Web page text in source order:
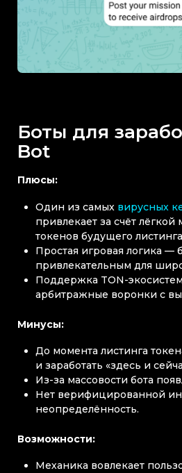
Боты для
Bot
Плюсы:
Один из самых вирусных
привлекает за счёт
токенов будущего
Простая игровая логика —
привлекательным для
Поддержка TON-
арбитражные воронки с
Минусы:
До момента листинга
и заработать «здесь и
Из-за массовости бота
Нет верифицированной
неопределённость.
Возможности:
Механика вовлекает